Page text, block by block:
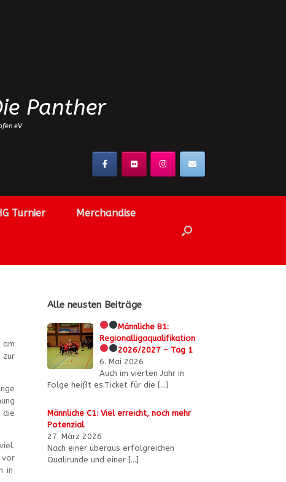
Panther
eV
Turnier Merchandise
am
zur
die
vor
in
Alle neusten Beiträge
Männliche B1:
Regionalligaqualifikation
2026/2027 – Tag 1
6. Mai 2026
Auch im vierten Jahr in
Folge heißt es:Ticket für die […]
Männliche C1: Viel erreicht, noch mehr
Potenzial
27. März 2026
Nach einer überaus erfolgreichen
Qualirunde und einer[…]